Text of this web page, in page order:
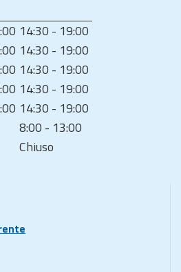
14:30 - 19:00
14:30 - 19:00
14:30 - 19:00
14:30 - 19:00
14:30 - 19:00
8:00 - 13:00
Chiuso